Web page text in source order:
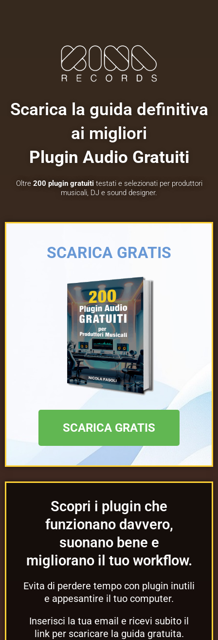
Scarica la guida definitiva
ai migliori
Plugin Audio Gratuiti
Oltre 200 plugin gratuiti testati e selezionati per produttori
musicali, DJ e sound designer.
SCARICA GRATIS
SCARICA GRATIS
Scopri i plugin che
funzionano davvero,
suonano bene e
migliorano il tuo workflow.
Evita di perdere tempo con plugin inutili
e appesantire il tuo computer.
Inserisci la tua email e ricevi subito il
link per scaricare la guida gratuita.